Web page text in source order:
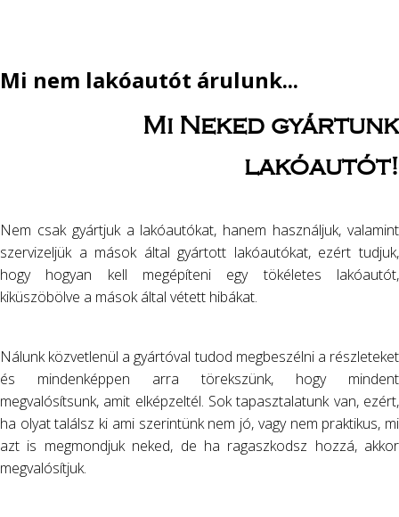
chicken
e
vincite
reali
ogni
bulgaria
игри
и
щедри
бонуси
Mi nem lakóautót árulunk...
Mi Neked gyártunk
lakóautót!
Nem csak gyártjuk a lakóautókat, hanem használjuk, valamint
szervizeljük a mások által gyártott lakóautókat, ezért tudjuk,
hogy hogyan kell megépíteni egy tökéletes lakóautót,
kiküszöbölve a mások által vétett hibákat.
Nálunk közvetlenül a gyártóval tudod megbeszélni a részleteket
és mindenképpen arra törekszünk, hogy mindent
megvalósítsunk, amit elképzeltél. Sok tapasztalatunk van, ezért,
ha olyat találsz ki ami szerintünk nem jó, vagy nem praktikus, mi
azt is megmondjuk neked, de ha ragaszkodsz hozzá, akkor
megvalósítjuk.